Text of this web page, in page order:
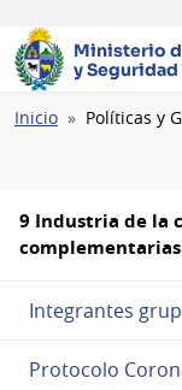
Ministerio
y Seguridad
Ruta
Inicio Políticas y
9 Industria de la
complementarias
Integrantes
Protocolo